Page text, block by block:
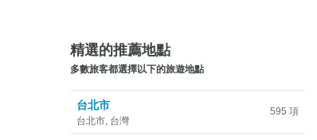
精選的推薦地點
多數旅客都選擇以下的旅遊地點
台北市
台北市, 台灣
595 項